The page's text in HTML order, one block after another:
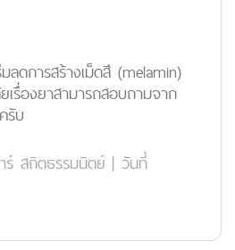
ดการสร้างเม็ดสี (melamin)
รื่องยาสามารถสอบถามจาก
รับ
สถิตธรรมนิตย์ | วันที่